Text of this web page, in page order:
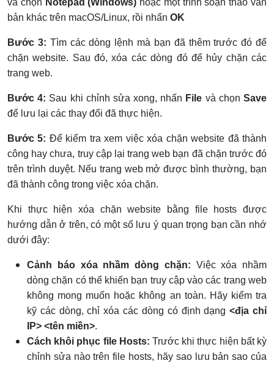
và chọn Notepad (Windows) hoặc một trình soạn thảo văn
bản khác trên macOS/Linux, rồi nhấn OK
Bước 3: Tìm các dòng lệnh mà bạn đã thêm trước đó để
chặn website. Sau đó, xóa các dòng đó để hủy chặn các
trang web.
Bước 4: Sau khi chỉnh sửa xong, nhấn File và chọnSave
để lưu lại các thay đổi đã thực hiện.
Bước 5: Để kiểm tra xem việc xóa chặn website đã thành
công hay chưa, truy cập lại trang web bạn đã chặn trước đó
trên trình duyệt. Nếu trang web mở được bình thường, bạn
đã thành công trong việc xóa chặn.
Khi thực hiện xóa chặn website bằng file hosts được
hướng dẫn ở trên, có một số lưu ý quan trọng bạn cần nhớ
dưới đây:
Cảnh báo xóa nhầm dòng chặn: Việc xóa nhầm
dòng chặn có thể khiến bạn truy cập vào các trang web
không mong muốn hoặc không an toàn. Hãy kiểm tra
kỹ các dòng, chỉ xóa các dòng có định dạng<địa chỉ
IP> <tên miền>.
Cách khôi phục file Hosts: Trước khi thực hiện bất kỳ
chỉnh sửa nào trên file hosts, hãy sao lưu bản sao của